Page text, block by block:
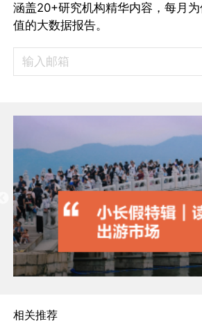
涵盖20+研究机构精华内容，每月
值的大数据报告。
相关推荐